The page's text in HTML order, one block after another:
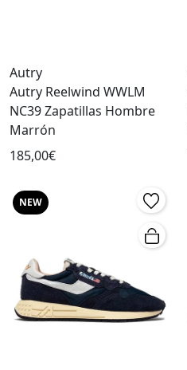
Autry
Autry Reelwind WWLM
NC39 Zapatillas Hombre
Marrón
185,00€
NEW